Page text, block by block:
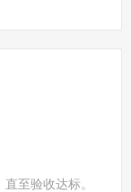
至验收达标。